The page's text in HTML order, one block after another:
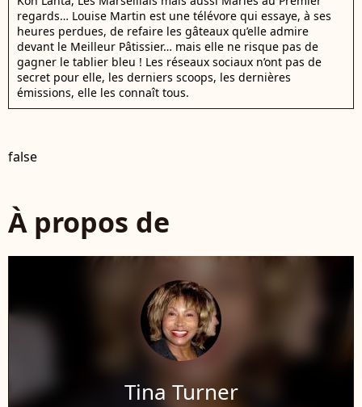
regards… Louise Martin est une télévore qui essaye, à ses
heures perdues, de refaire les gâteaux qu’elle admire
devant le Meilleur Pâtissier… mais elle ne risque pas de
gagner le tablier bleu ! Les réseaux sociaux n’ont pas de
secret pour elle, les derniers scoops, les dernières
émissions, elle les connaît tous.
false
À propos de
Tina Turner